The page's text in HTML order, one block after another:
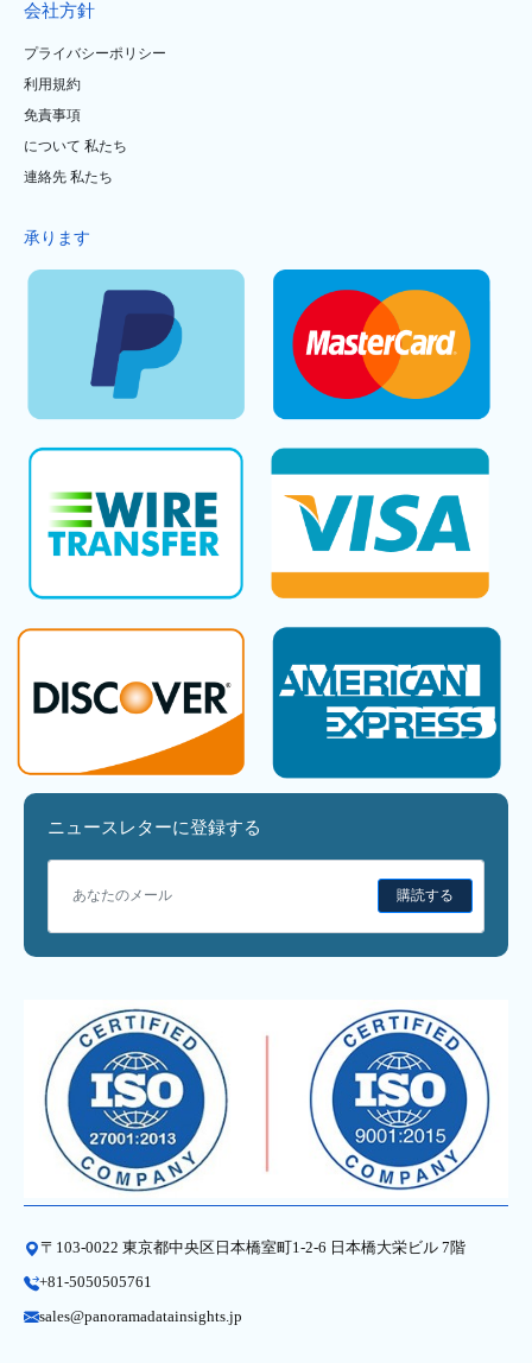
会社方針
プライバシーポリシー
利用規約
免責事項
について 私たち
連絡先 私たち
承ります
ニュースレターに登録する
購読する
〒103-0022 東京都中央区日本橋室町1-2-6 日本橋大栄ビル 7階
+81-5050505761
sales@panoramadatainsights.jp